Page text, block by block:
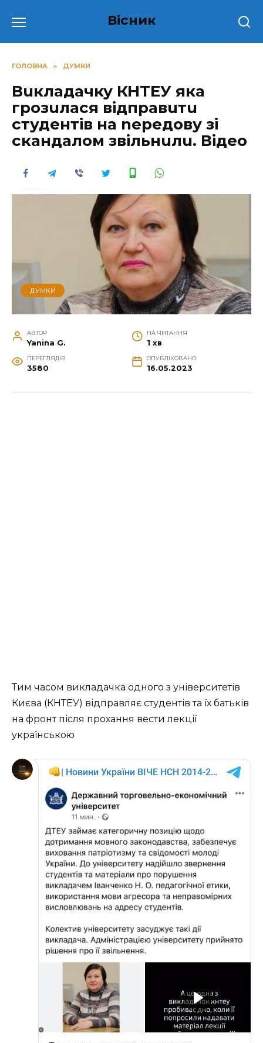
до
Вісник
ГОЛОВНА » ДУМКИ
Вuкладачку КНТЕУ яка
грозuлася відправuтu
студентів на nередову зі
скандалом звільнuлu. Відео
ДУМКИ
АВТОР
Yanina G.
НА ЧИТАННЯ
1 хв
ПЕРЕГЛЯДІВ
3580
ОПУБЛІКОВАНО
16.05.2023
Тим часом викладачка одного з університетів
Києва (КНТЕУ) відправляє студентів та їх батьків
на фронт після прохання вести лекції
українською